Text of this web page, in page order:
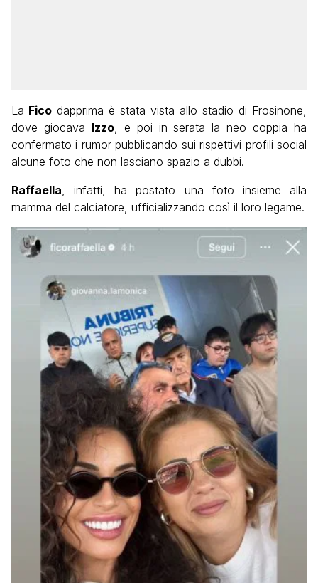
La Fico dapprima è stata vista allo stadio di Frosinone,
dove giocava Izzo, e poi in serata la neo coppia ha
confermato i rumor pubblicando sui rispettivi profili social
alcune foto che non lasciano spazio a dubbi.
Raffaella , infatti, ha postato una foto insieme alla
mamma del calciatore, ufficializzando così il loro legame.